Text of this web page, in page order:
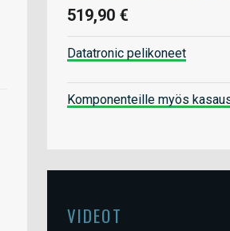
519,90 €
Datatronic pelikoneet
Komponenteille myös
VIDEOT